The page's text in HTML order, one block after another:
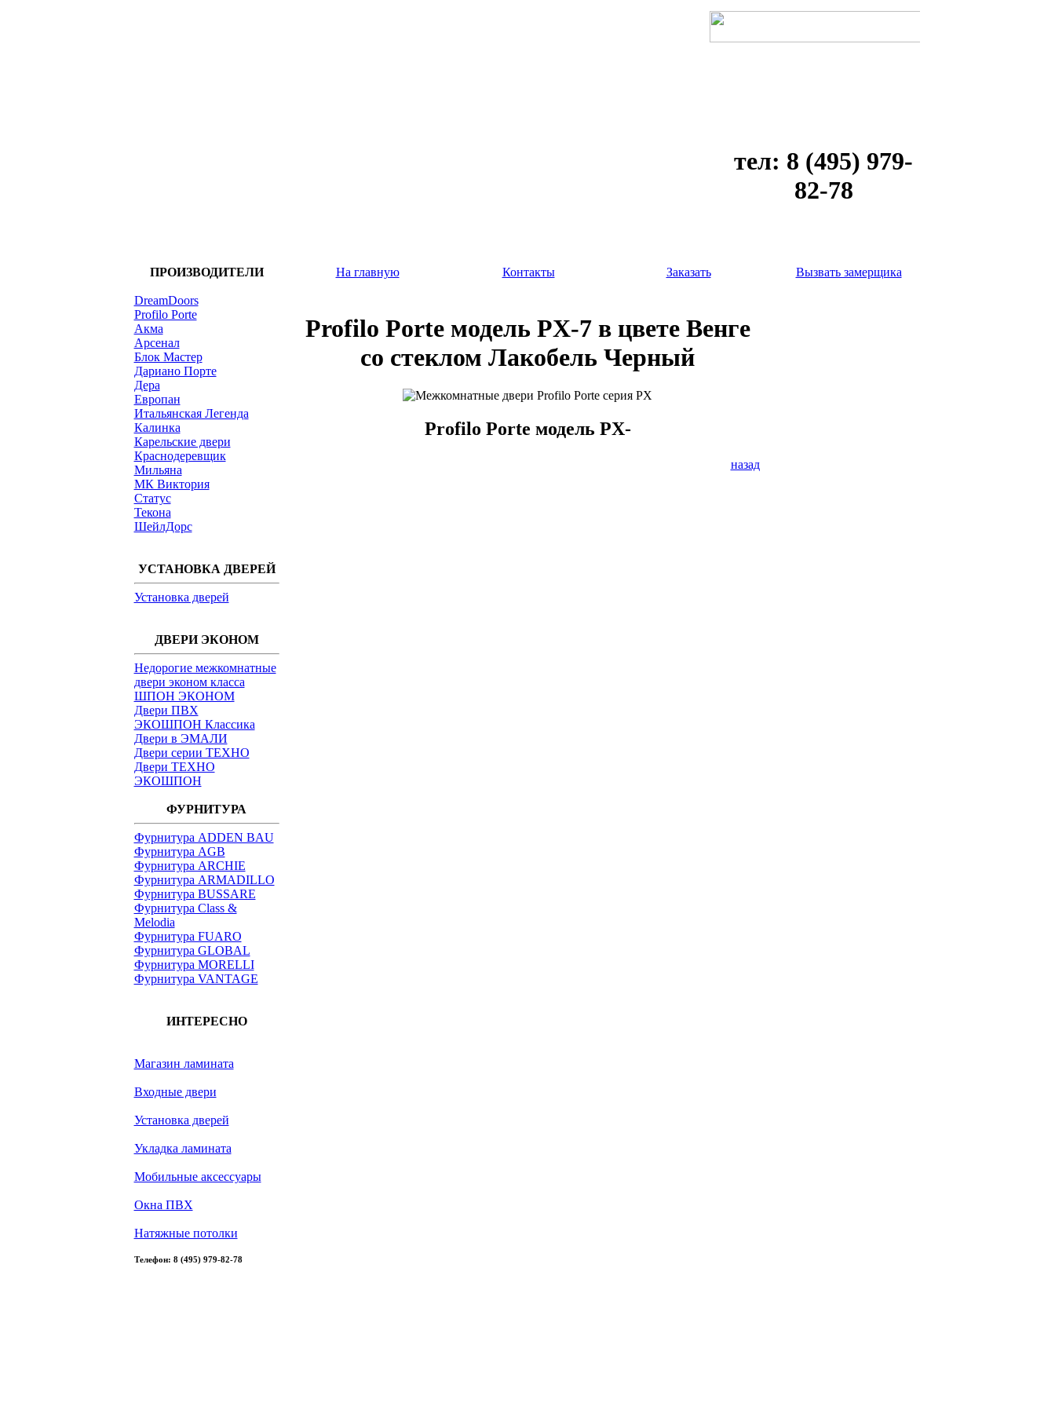
тел: 8 (495) 979-
82-78
ПРОИЗВОДИТЕЛИ
DreamDoors
Profilo Porte
Акма
Арсенал
Блок Мастер
Дариано Порте
Дера
Европан
Итальянская Легенда
Калинка
Карельские двери
Краснодеревщик
Мильяна
МК Виктория
Статус
Текона
ШейлДорс
УСТАНОВКА ДВЕРЕЙ
Установка дверей
ДВЕРИ ЭКОНОМ
Недорогие межкомнатные
двери эконом класса
ШПОН ЭКОНОМ
Двери ПВХ
ЭКОШПОН Классика
Двери в ЭМАЛИ
Двери серии ТЕХНО
Двери ТЕХНО
ЭКОШПОН
ФУРНИТУРА
Фурнитура ADDEN BAU
Фурнитура AGB
Фурнитура ARCHIE
Фурнитура ARMADILLO
Фурнитура BUSSARE
Фурнитура Class &
Melodia
Фурнитура FUARO
Фурнитура GLOBAL
Фурнитура MORELLI
Фурнитура VANTAGE
ИНТЕРЕСНО
Магазин ламината
Входные двери
Установка дверей
Укладка ламината
Мобильные аксессуары
Окна ПВХ
Натяжные потолки
Телефон: 8 (495) 979-82-78
На главную Контакты Заказать Вызвать замерщика
Profilo Porte модель PX-7 в цвете Венге
со стеклом Лакобель Черный
Profilo Porte модель PX-
назад